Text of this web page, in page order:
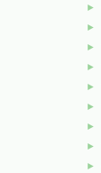
►
►
►
►
►
►
►
►
►